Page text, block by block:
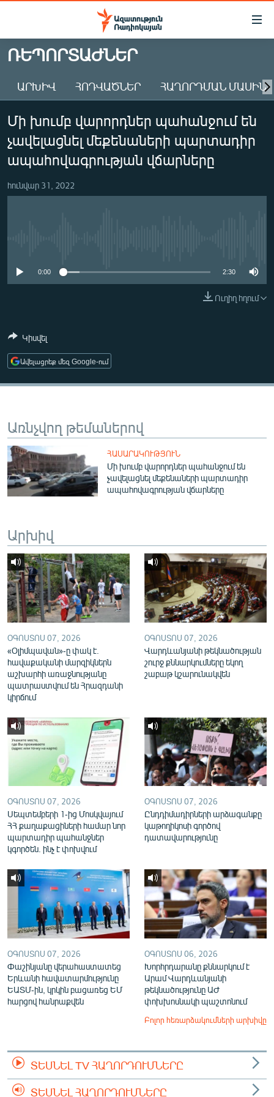
Մատչելիության
Անցնել
հիմնական
Անցնել
հիմնական
մենյուին
Որոնում
ԱԶԱՏՈՒԹՅՈՒՆ TV
ՀԱՅԱՍՏԱՆ
ԸՆՏՐՈՒԹՅՈՒՆՆԵՐ 2026
ԻՐԱՎՈՒՆՔ
ՏՆՏԵՍՈՒԹՅՈՒՆ
ՄԻՋԱԶԳԱՅԻՆ
ՄԵԿՆԱԲԱՆՈՒԹՅՈՒՆ
ՏՏ ԵՒ ԻՆՏԵՐՆԵՏ
ՏԵՍԱՆՅՈՒԹԵՐ
ԲԱՆԱՎԵՃ
ՁԳՏԵԼՈՎ ԼԱՎԱԳՈՒՅՆԻՆ
Հայերեն
English
Русский
ՀԵՏԵՎԵՔ ՄԵԶ
«Ազատության» բոլոր կայքերը
ՌԵՊՈՐՏԱԺՆԵՐ
ԱՐԽԻՎ ՀՈԴՎԱԾՆԵՐ ՀԱՂՈՐԴՄԱՆ ՄԱՍԻՆ
Մի խումբ վարորդներ պահանջում են
չավելացնել մեքենաների պարտադիր
ապահովագրության վճարները
հունվար 31, 2022
0:00 2:30
Ուղիղ հղում
Կիսվել
Ավելացրեք մեզ Google-ում
Առնչվող թեմաներով
ՀԱՍԱՐԱԿՈՒԹՅՈՒՆ
Մի խումբ վարորդներ պահանջում են
չավելացնել մեքենաների պարտադիր
ապահովագրության վճարները
Արխիվ
ՕԳՈՍՏՈՍ 07, 2026
«Օլիմպավան»-ը փակ է.
հավաքականի մարզիկներն
աշխարհի առաջնությանը
պատրաստվում են Հրազդանի
կիրճում
ՕԳՈՍՏՈՍ 07, 2026
Վարդևանյանի թեկնածության
շուրջ քննարկումները եկող
շաբաթ կշարունակվեն
ՕԳՈՍՏՈՍ 07, 2026
Սեպտեմբերի 1-ից Մոսկվայում
ՀՀ քաղաքացիների համար նոր
պարտադիր պահանջներ
կգործեն. ինչ է փոխվում
ՕԳՈՍՏՈՍ 07, 2026
Ընդդիմադիրների արձագանքը
կաթողիկոսի գործով
դատավարությունը
ՕԳՈՍՏՈՍ 07, 2026
Փաշինյանը վերահաստատեց
Երևանի հավատարմությունը
ԵԱՏՄ-ին, կրկին բացառեց ԵՄ
հարցով հանրաքվեն
ՕԳՈՍՏՈՍ 06, 2026
Խորհրդարանը քննարկում է
Արամ Վարդևանյանի
թեկնածությունը ԱԺ
փոխխոսնակի պաշտոնում
Բոլոր հեռարձակումների արխիվը
ՏԵՍՆԵԼ TV ՀԱՂՈՐԴՈՒՄՆԵՐԸ
ՏԵՍՆԵԼ ՀԱՂՈՐԴՈՒՄՆԵՐԸ